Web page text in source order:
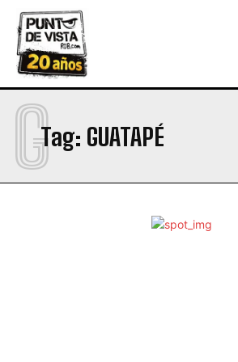
Tag: GUATAPÉ
G